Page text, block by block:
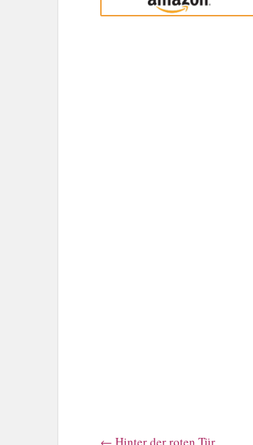
← Hinter der roten Tür